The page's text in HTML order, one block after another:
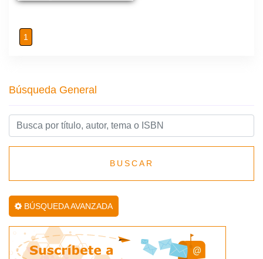
1
Búsqueda General
BUSCAR
BÚSQUEDA AVANZADA